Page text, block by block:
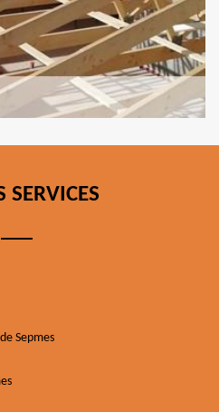
SERVICES
Sepmes